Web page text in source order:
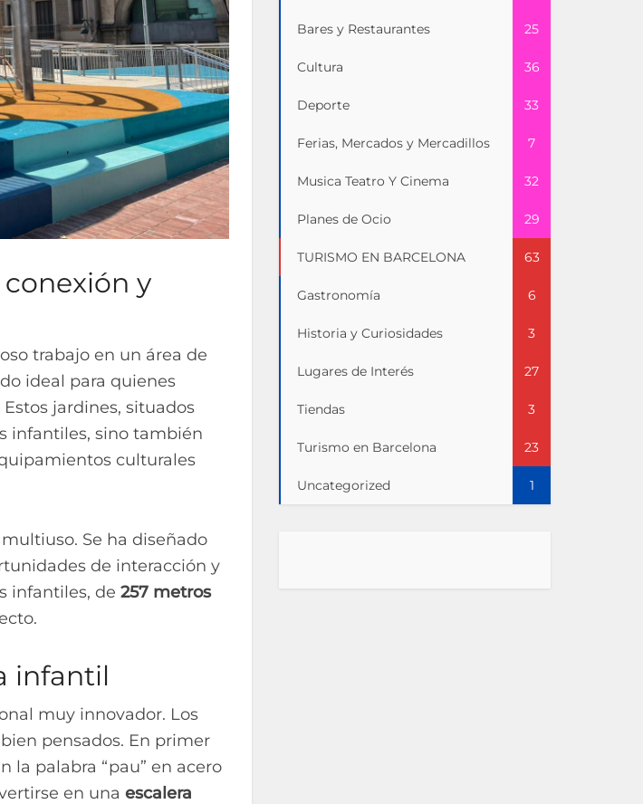
y
trabajo en un área de
ideal para quienes
Estos jardines, situados
infantiles, sino también
culturales
Se ha diseñado
de interacción y
infantiles, de 257 metros
infantil
muy innovador. Los
pensados. En primer
la palabra “pau” en acero
en una escalera
Bares y Restaurantes 25
Cultura 36
Deporte 33
Ferias, Mercados y Mercadillos 7
Musica Teatro Y Cinema 32
Planes de Ocio 29
TURISMO EN BARCELONA 63
Gastronomía 6
Historia y Curiosidades 3
Lugares de Interés 27
Tiendas 3
Turismo en Barcelona 23
Uncategorized 1